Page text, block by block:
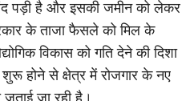
बंद पड़ी है और इसकी जमीन को लेकर
के ताजा फैसले को मिल के
विकास को गति देने की दिशा
होने से क्षेत्र में रोजगार के नए
जा रही है।